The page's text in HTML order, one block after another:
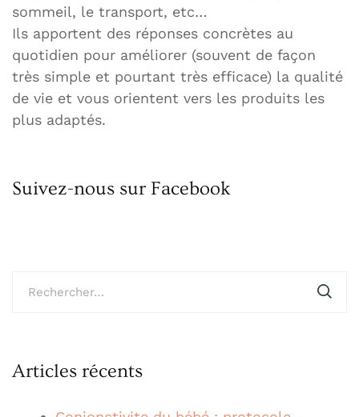
sommeil, le transport, etc…
Ils apportent des réponses concrètes au
quotidien pour améliorer (souvent de façon
très simple et pourtant très efficace) la qualité
de vie et vous orientent vers les produits les
plus adaptés.
Suivez-nous sur Facebook
Articles récents